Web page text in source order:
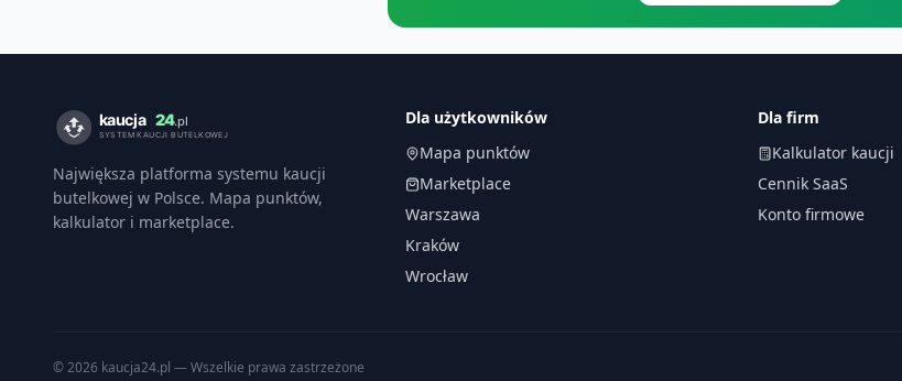
Największa platforma systemu kaucji
butelkowej w Polsce. Mapa punktów,
kalkulator i marketplace.
Dla użytkowników
Mapa punktów
Marketplace
Warszawa
Kraków
Wrocław
Dla firm
Kalkulator kaucji
Cennik SaaS
Konto firmowe
©2026 kaucja24.pl — Wszelkie prawa zastrzeżone